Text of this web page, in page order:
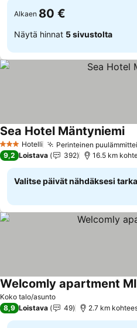
Alkaen 80 €
Näytä hinnat 5 sivustolta
3 Tähtiluokitus
Hotelli Perinteinen
Sea Hotel Mäntyniemi
9,2 Loistava 392 16.5 km
Valitse päivät nähdäksesi
Koko talo/asunto
Welcomly apartment
8,9 Loistava 49 2.7 km